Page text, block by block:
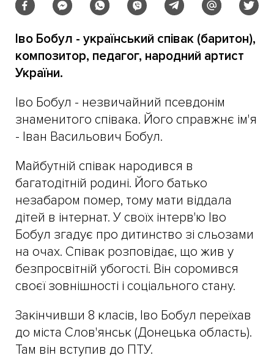
Іво Бобул - український співак (баритон),
композитор, педагог, народний артист
України.
Іво Бобул - незвичайний псевдонім
знаменитого співака. Його справжнє ім'я
- Іван Васильович Бобул.
Майбутній співак народився в
багатодітній родині. Його батько
незабаром помер, тому мати віддала
дітей в інтернат. У своїх інтерв'ю Іво
Бобул згадує про дитинство зі сльозами
на очах. Співак розповідає, що жив у
безпросвітній убогості. Він соромився
своєї зовнішності і соціального стану.
Закінчивши 8 класів, Іво Бобул переїхав
до міста Слов'янськ (Донецька область).
Там він вступив до ПТУ.